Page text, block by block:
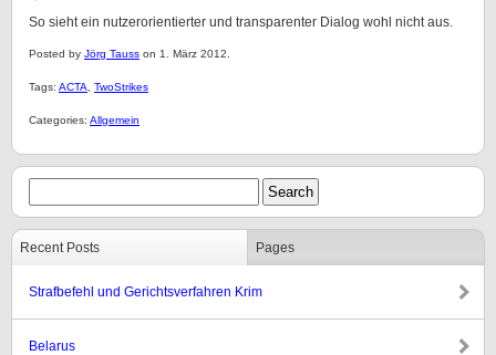
So sieht ein nutzerorientierter und transparenter Dialog wohl nicht aus.
Posted by Jörg Tauss on 1. März 2012.
Tags: ACTA TwoStrikes
Categories: Allgemein
Recent Posts Pages
Strafbefehl und Gerichtsverfahren Krim
Belarus